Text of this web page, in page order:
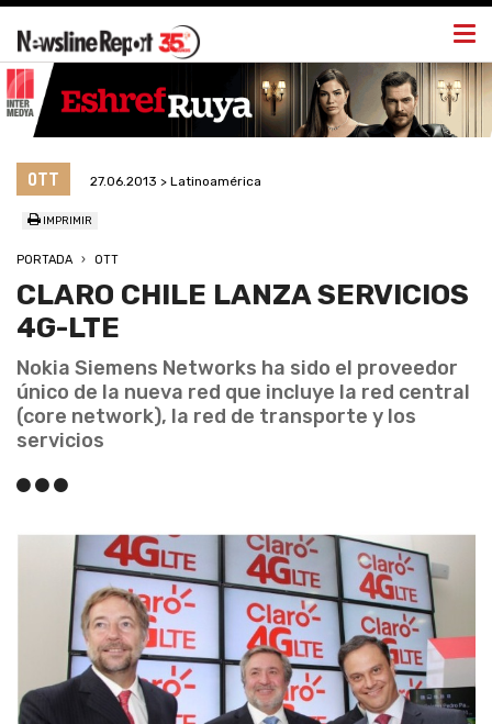
OTT 27.06.2013 > Latinoamérica
IMPRIMIR
PORTADA OTT
CLARO CHILE LANZA SERVICIOS
4G-LTE
Nokia Siemens Networks ha sido el proveedor
único de la nueva red que incluye la red central
(core network), la red de transporte y los
servicios